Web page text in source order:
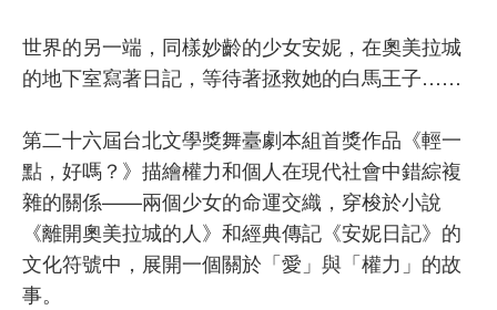
世界的另一端，同樣妙齡的少女安妮，在奧美拉城
的地下室寫著日記，等待著拯救她的白馬王子……
第二十六屆台北文學獎舞臺劇本組首獎作品《輕一
點，好嗎？》描繪權力和個人在現代社會中錯綜複
雜的關係——兩個少女的命運交織，穿梭於小說
《離開奧美拉城的人》和經典傳記《安妮日記》的
文化符號中，展開一個關於「愛」與「權力」的故
事。